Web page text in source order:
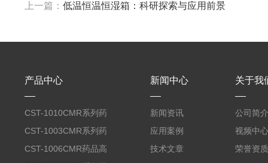
上一篇： 低温恒温恒湿箱：科研探索与应用前景
产品中心
CST-1010CMR系列药
品高温试验箱
CST-1003CMR系列药
品高温试验箱
CST-1006CMR药品高
新闻中心
新闻资讯
应用案例
技术文章
关于我
公司简介
视频中心
荣誉资质